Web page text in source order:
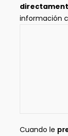
información
Cuando le